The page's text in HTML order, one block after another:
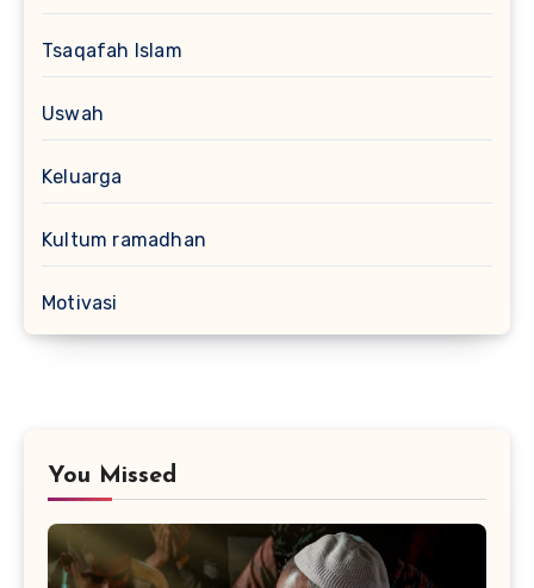
Tsaqafah Islam
Uswah
Keluarga
Kultum ramadhan
Motivasi
You Missed